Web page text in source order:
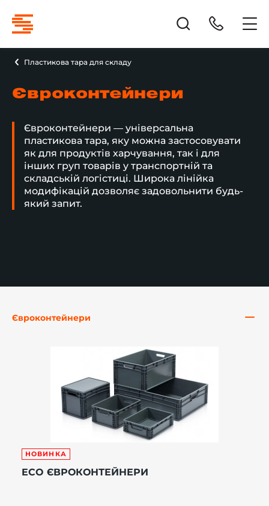
Пластикова тара для складу
Євроконтейнери
Євроконтейнери — універсальна
пластикова тара, яку можна застосовувати
як для продуктів харчування, так і для
інших груп товарів у транспортній та
складській логістиці. Широка лінійка
модифікацій дозволяє задовольнити будь-
який запит.
Євроконтейнери
НОВИНКА
ECO ЄВРОКОНТЕЙНЕРИ